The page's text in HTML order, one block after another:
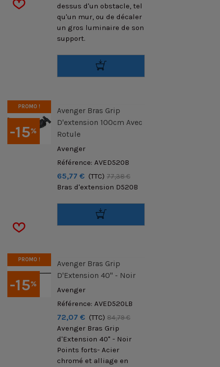
dessus d'un obstacle, tel
qu'un mur, ou de décaler
un gros luminaire de son
support.
-15%
PROMO !
Avenger Bras Grip
D'extension 100cm Avec
Rotule
Avenger
Référence: AVED520B
65,77 € (TTC) 77,38 €
Bras d'extension D520B
-15%
PROMO !
Avenger Bras Grip
D'Extension 40" - Noir
Avenger
Référence: AVED520LB
72,07 € (TTC) 84,79 €
Avenger Bras Grip
d'Extension 40" - Noir
Points forts- Acier
chromé et alliage en